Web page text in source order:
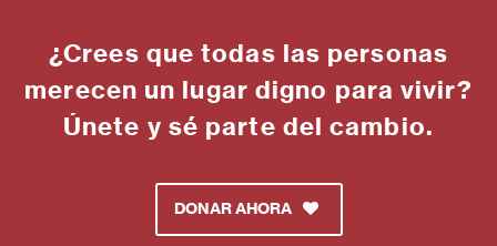
¿Crees que todas las personas
merecen un lugar digno para vivir?
Únete y sé parte del cambio.
DONAR AHORA